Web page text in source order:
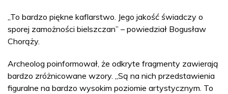
„To bardzo piękne kaflarstwo. Jego jakość świadczy o
sporej zamożności bielszczan” – powiedział Bogusław
Chorąży.
Archeolog poinformował, że odkryte fragmenty zawierają
bardzo zróżnicowane wzory. „Są na nich przedstawienia
figuralne na bardzo wysokim poziomie artystycznym. To